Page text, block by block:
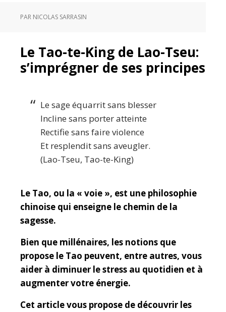
PAR NICOLAS SARRASIN
Le Tao-te-King de Lao-Tseu:
s’imprégner de ses principes
Le sage équarrit sans blesser
Incline sans porter atteinte
Rectifie sans faire violence
Et resplendit sans aveugler.
(Lao-Tseu, Tao-te-King)
Le Tao, ou la « voie », est une philosophie
chinoise qui enseigne le chemin de la
sagesse.
Bien que millénaires, les notions que
propose le Tao peuvent, entre autres, vous
aider à diminuer le stress au quotidien et à
augmenter votre énergie.
Cet article vous propose de découvrir les